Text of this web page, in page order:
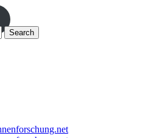
Search